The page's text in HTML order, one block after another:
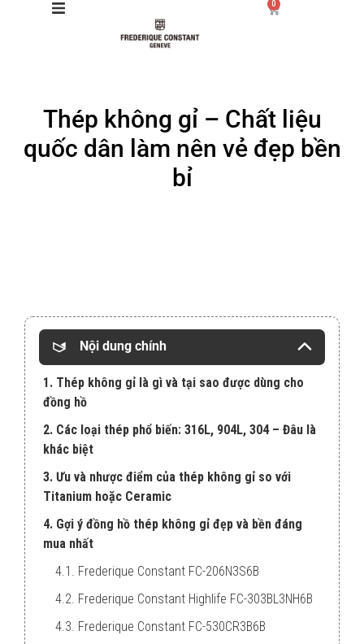
Manufacture
0
Thép không gỉ – Chất liệu
quốc dân làm nên vẻ đẹp bền
bỉ
Nội dung chính
1. Thép không gỉ là gì và tại sao được dùng cho
đồng hồ
2. Các loại thép phổ biến: 316L, 904L, 304 – Đâu là
khác biệt
3. Ưu và nhược điểm của thép không gỉ so với
Titanium hoặc Ceramic
4. Gợi ý đồng hồ thép không gỉ đẹp và bền đáng
mua nhất
4.1. Frederique Constant FC-206N3S6B
4.2. Frederique Constant Highlife FC-303BL3NH6B
4.3. Frederique Constant FC-530CR3B6B